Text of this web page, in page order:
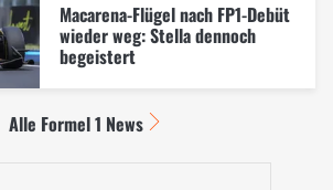
Macarena-Flügel nach FP1-Debüt
wieder weg: Stella dennoch
begeistert
Alle Formel 1 News